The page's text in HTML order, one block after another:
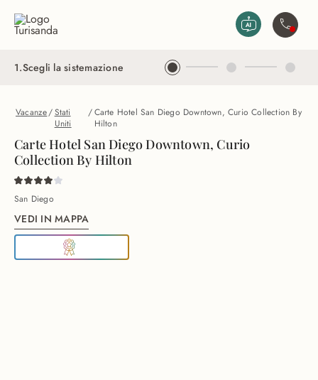
1.Scegli la sistemazione
Vacanze/Stati
Uniti
/Carte Hotel San Diego Downtown, Curio Collection By
Hilton
Carte Hotel San Diego Downtown, Curio
Collection By Hilton
San Diego
VEDI IN MAPPA